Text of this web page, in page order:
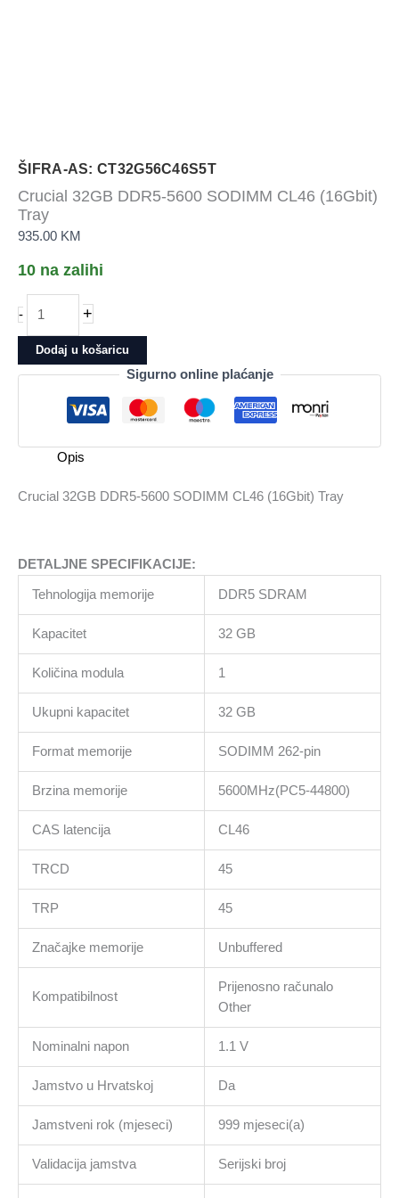
ŠIFRA-AS: CT32G56C46S5T
Crucial 32GB DDR5-5600 SODIMM CL46 (16Gbit)
Tray
935.00 KM
10 na zalihi
-
32GB
DDR5-
5600
(16Gbit)
Tray
količina
+
Dodaj u košaricu
Sigurno online plaćanje
Opis
Crucial 32GB DDR5-5600 SODIMM CL46 (16Gbit) Tray
DETALJNE SPECIFIKACIJE:
Tehnologija memorije DDR5 SDRAM
Kapacitet 32 GB
Količina modula 1
Ukupni kapacitet 32 GB
Format memorije SODIMM 262-pin
Brzina memorije 5600MHz(PC5-44800)
CAS latencija CL46
TRCD 45
TRP 45
Značajke memorije Unbuffered
Kompatibilnost
Prijenosno računalo
Other
Nominalni napon 1.1 V
Jamstvo u Hrvatskoj Da
Jamstveni rok (mjeseci) 999 mjeseci(a)
Validacija jamstva Serijski broj